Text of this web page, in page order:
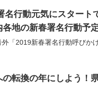
名行動元気にスター
地の新春署名行動予
「2019新春署名行動呼びか
の転換の年にしよう！